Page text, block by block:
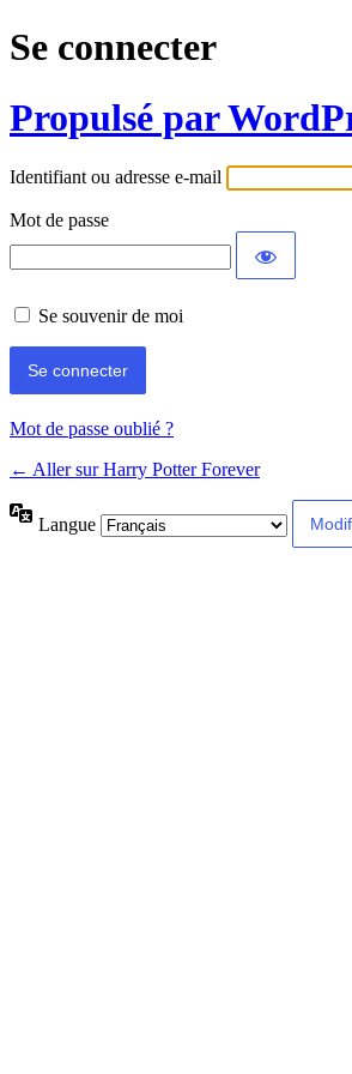
Se connecter
Propulsé par
Identifiant ou adresse e-mail
Mot de passe
Se souvenir de moi
Mot de passe oublié ?
← Aller sur Harry Potter Forever
Langue